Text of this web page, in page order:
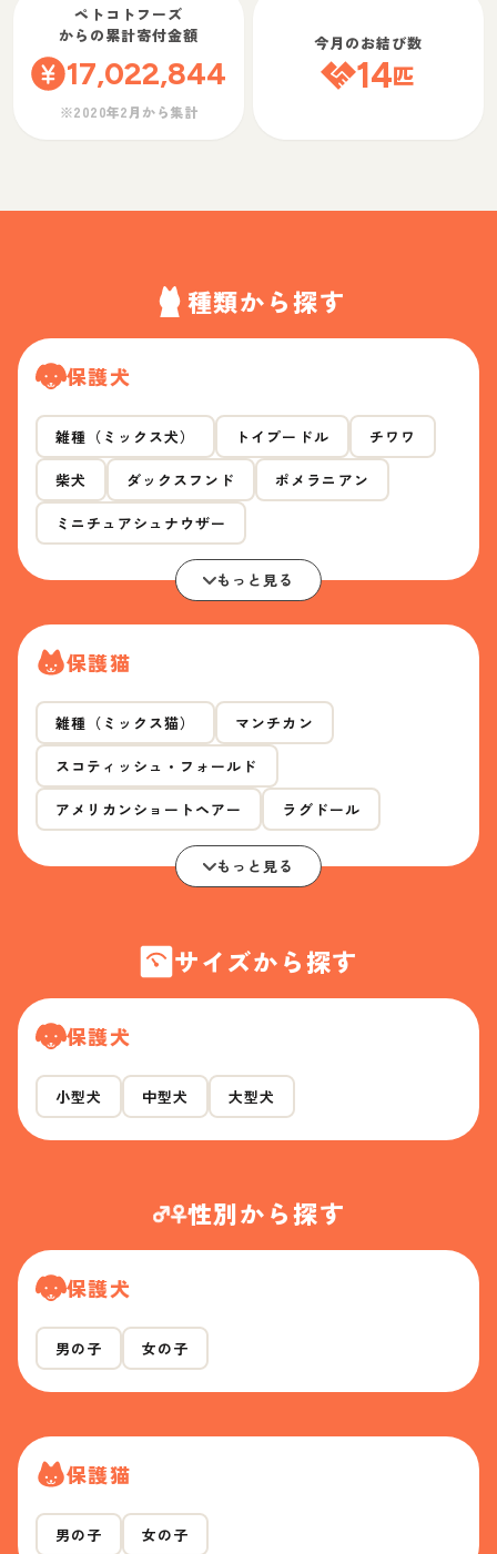
ペトコトフーズ
からの累計寄付金額
17,022,844
※2020年2月から集計
今月のお結び数
14匹
種類から探す
保護犬
雑種（ミックス犬） トイプードル チワワ
柴犬 ダックスフンド ポメラニアン
ミニチュアシュナウザー
もっと見る
保護猫
雑種（ミックス猫） マンチカン
スコティッシュ・フォールド
アメリカンショートヘアー ラグドール
もっと見る
サイズから探す
保護犬
小型犬 中型犬 大型犬
性別から探す
保護犬
男の子 女の子
保護猫
男の子 女の子